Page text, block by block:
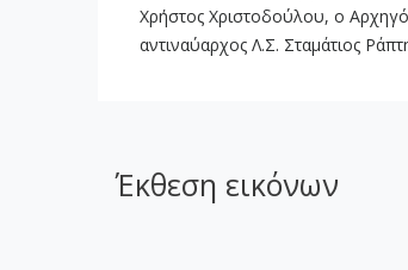
Χρήστος Χριστοδούλου, ο
αντιναύαρχος Λ.Σ. Σταμάτιος
Έκθεση εικόνων